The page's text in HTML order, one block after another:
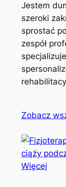
Jestem
szeroki
sprostać
zespół
Zobacz
Więcej